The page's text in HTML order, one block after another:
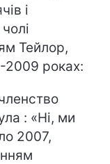
і
Тейлор,
2009 роках:
: «Ні, ми
2007,